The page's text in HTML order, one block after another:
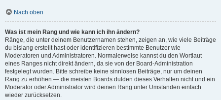
Nach oben
Was ist mein Rang und wie kann ich ihn ändern?
Ränge, die unter deinem Benutzernamen stehen, zeigen an, wie viele Beiträge
du bislang erstellt hast oder identifizieren bestimmte Benutzer wie
Moderatoren und Administratoren. Normalerweise kannst du den Wortlaut
eines Ranges nicht direkt ändern, da sie von der Board-Administration
festgelegt wurden. Bitte schreibe keine sinnlosen Beiträge, nur um deinen
Rang zu erhöhen — die meisten Boards dulden dieses Verhalten nicht und ein
Moderator oder Administrator wird deinen Rang unter Umständen einfach
wieder zurücksetzen.